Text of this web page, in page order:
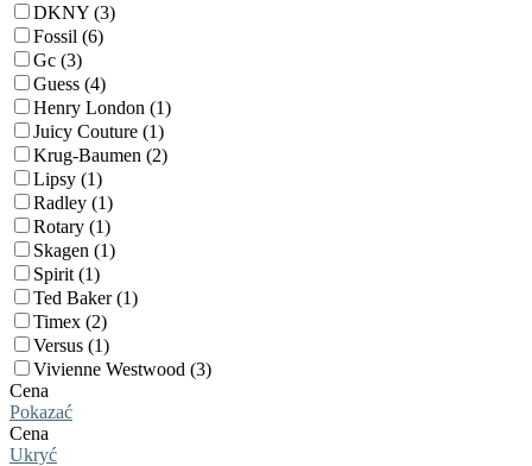
DKNY (3)
Fossil (6)
Gc (3)
Guess (4)
Henry London (1)
Juicy Couture (1)
Krug-Baumen (2)
Lipsy (1)
Radley (1)
Rotary (1)
Skagen (1)
Spirit (1)
Ted Baker (1)
Timex (2)
Versus (1)
Vivienne Westwood (3)
Cena
Pokazać
Cena
Ukryć